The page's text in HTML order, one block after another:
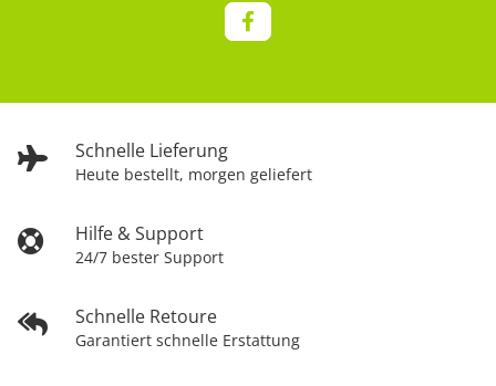
Schnelle Lieferung
Heute bestellt, morgen geliefert
Hilfe & Support
24/7 bester Support
Schnelle Retoure
Garantiert schnelle Erstattung